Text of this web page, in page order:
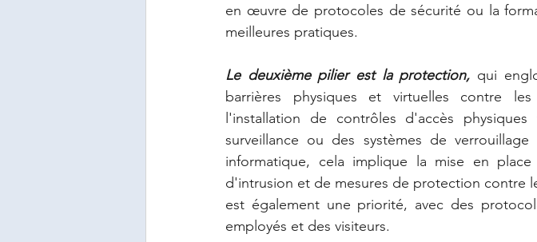
en œuvre de protocoles de sécurité ou la
meilleures pratiques.
Le deuxième pilier est la protection, qui
barrières physiques et virtuelles contre
l'installation de contrôles d'accès
surveillance ou des systèmes de
informatique, cela implique la mise en
d'intrusion et de mesures de protection contre
est également une priorité, avec des
employés et des visiteurs.